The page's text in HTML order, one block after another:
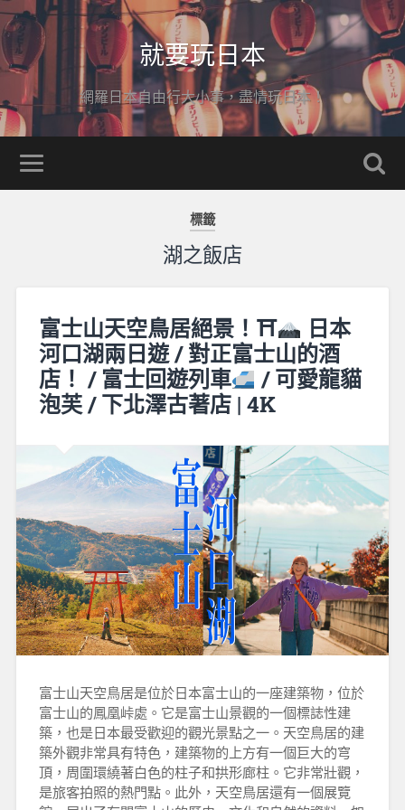
就要玩日本
網羅日本自由行大小事，盡情玩日本！
標籤
湖之飯店
富士山天空鳥居絕景！⛩
日本
河口湖兩日遊 / 對正富士山的酒
店！ / 富士回遊列車
/ 可愛龍貓
泡芙 / 下北澤古著店 | 4K
富士山天空鳥居是位於日本富士山的一座建築物，位於
富士山的鳳凰峠處。它是富士山景觀的一個標誌性建
築，也是日本最受歡迎的觀光景點之一。天空鳥居的建
築外觀非常具有特色，建築物的上方有一個巨大的穹
頂，周圍環繞著白色的柱子和拱形廊柱。它非常壯觀，
是旅客拍照的熱門點。此外，天空鳥居還有一個展覽